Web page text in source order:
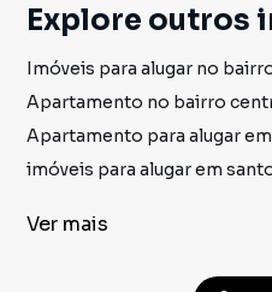
Explore outros
Apartamento para alugar
imóveis para alugar em
Ver mais